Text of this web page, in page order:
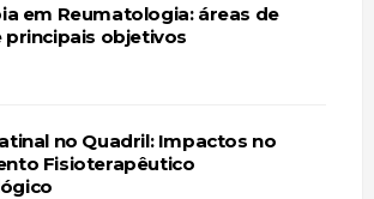
em Reumatologia: áreas de
principais objetivos
no Quadril: Impactos no
Fisioterapêutico